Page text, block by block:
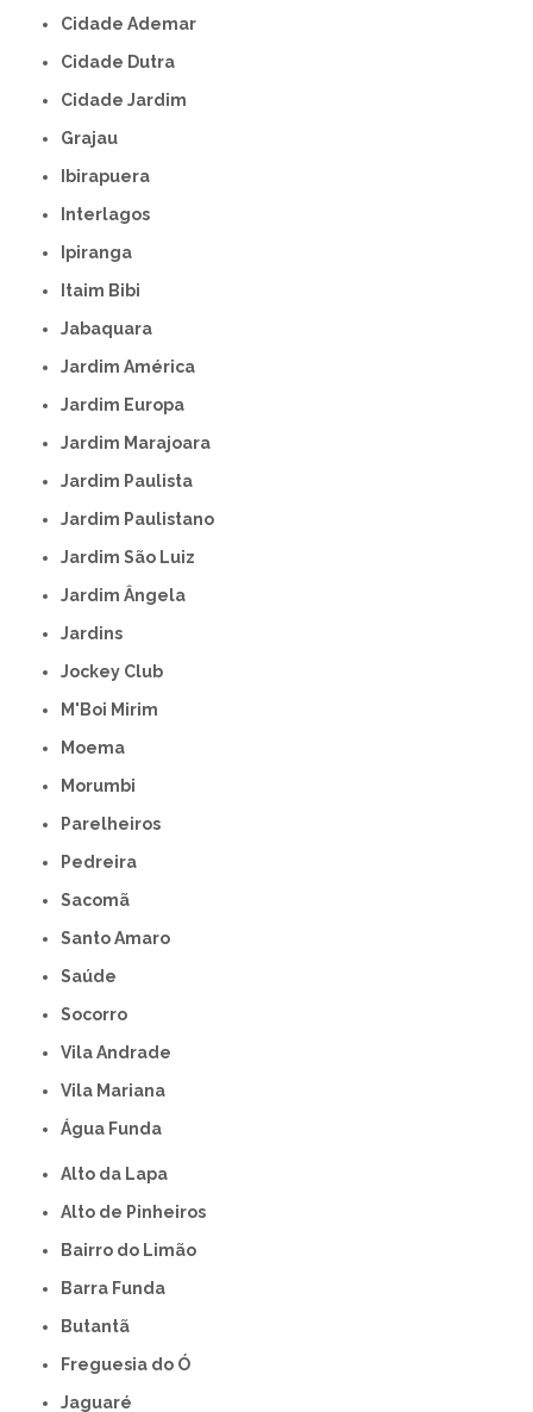
Cidade Ademar
Cidade Dutra
Cidade Jardim
Grajau
Ibirapuera
Interlagos
Ipiranga
Itaim Bibi
Jabaquara
Jardim América
Jardim Europa
Jardim Marajoara
Jardim Paulista
Jardim Paulistano
Jardim São Luiz
Jardim Ângela
Jardins
Jockey Club
M'Boi Mirim
Moema
Morumbi
Parelheiros
Pedreira
Sacomã
Santo Amaro
Saúde
Socorro
Vila Andrade
Vila Mariana
Água Funda
Alto da Lapa
Alto de Pinheiros
Bairro do Limão
Barra Funda
Butantã
Freguesia do Ó
Jaguaré